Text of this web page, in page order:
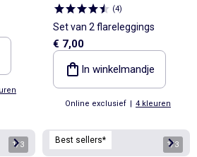
(4)
Set van 2 flareleggings
€ 7,00
In winkelmandje
Online exclusief | 4 kleuren
1/3 Best sellers* 1/3